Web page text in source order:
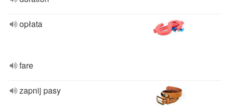
opłata
fare
zapnij pasy